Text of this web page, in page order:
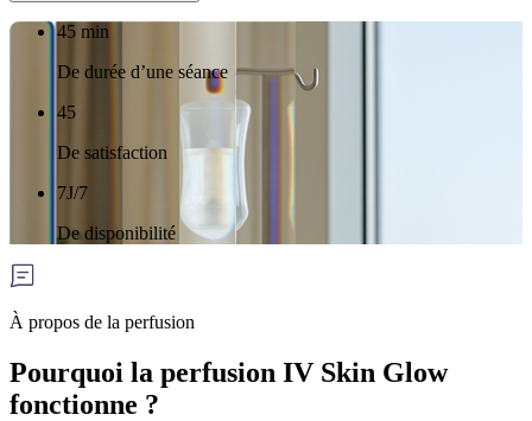
45 min
De durée d’une séance
45
De satisfaction
7J/7
De disponibilité
À propos de la perfusion
Pourquoi la perfusion IV Skin Glow
fonctionne ?